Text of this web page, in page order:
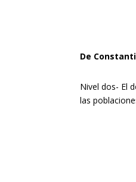
De
Nivel dos- El
las